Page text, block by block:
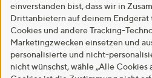
einverstanden bist, dass wir in
Drittanbietern auf deinem
Cookies und andere Tracking-
Marketingzwecken einsetzen und
personalisierte und nicht-
nicht wünschst, wähle „Alle